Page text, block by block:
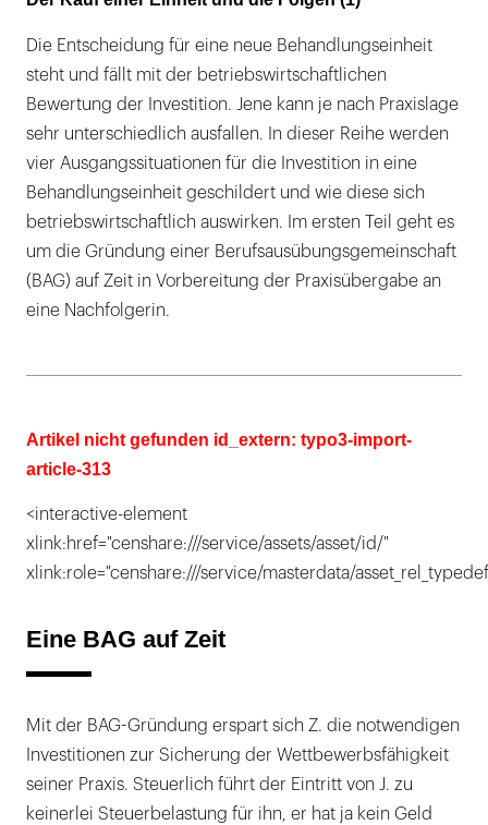
Die Entscheidung für eine neue Behandlungseinheit
steht und fällt mit der betriebswirtschaftlichen
Bewertung der Investition. Jene kann je nach Praxislage
sehr unterschiedlich ausfallen. In dieser Reihe werden
vier Ausgangssituationen für die Investition in eine
Behandlungseinheit geschildert und wie diese sich
betriebswirtschaftlich auswirken. Im ersten Teil geht es
um die Gründung einer Berufsausübungsgemeinschaft
(BAG) auf Zeit in Vorbereitung der Praxisübergabe an
eine Nachfolgerin.
Artikel nicht gefunden id_extern: typo3-import-
article-313
<interactive-element
xlink:href="censhare:///service/assets/asset/id/"
xlink:role="censhare:///service/masterdata/
Eine BAG auf Zeit
Mit der BAG-Gründung erspart sich Z. die notwendigen
Investitionen zur Sicherung der Wettbewerbsfähigkeit
seiner Praxis. Steuerlich führt der Eintritt von J. zu
keinerlei Steuerbelastung für ihn, er hat ja kein Geld